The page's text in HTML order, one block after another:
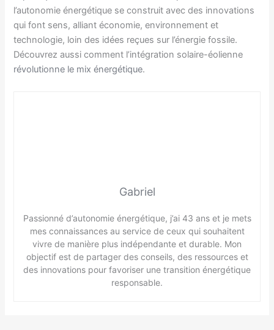
l’autonomie énergétique se construit avec des innovations
qui font sens, alliant économie, environnement et
technologie, loin des idées reçues sur l’énergie fossile.
Découvrez aussi comment l’intégration solaire-éolienne
révolutionne le mix énergétique.
Gabriel
Passionné d’autonomie énergétique, j’ai 43 ans et je mets
mes connaissances au service de ceux qui souhaitent
vivre de manière plus indépendante et durable. Mon
objectif est de partager des conseils, des ressources et
des innovations pour favoriser une transition énergétique
responsable.